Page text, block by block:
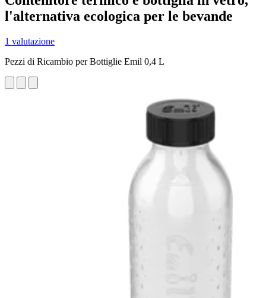
l'alternativa ecologica per le bevande
1 valutazione
Pezzi di Ricambio per Bottiglie Emil 0,4 L